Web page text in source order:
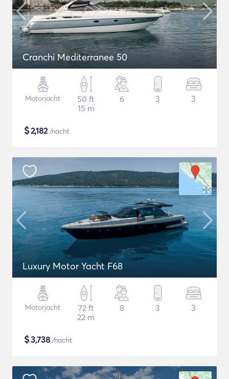
Cranchi Mediterranee 50
Motorjacht
50 ft
15 m
6 3 3
$2,182/nacht
Luxury Motor Yacht F68
Motorjacht
72 ft
22 m
8 3 3
$3,738 /nacht